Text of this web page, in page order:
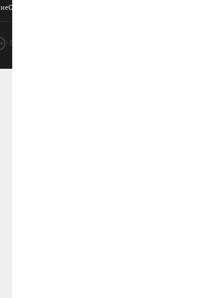
О сайте
· При использовании материалов гиперссылка обязательна.